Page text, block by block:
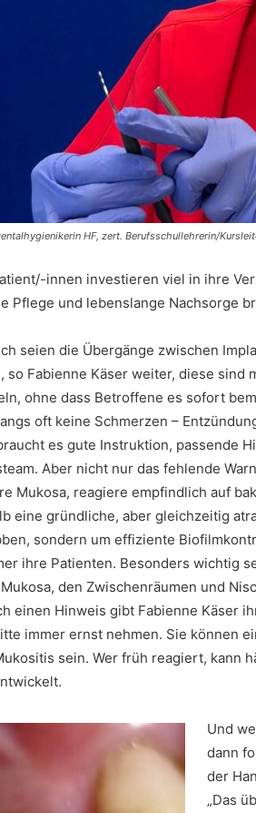
HF, zert. Berufsschullehrerin/
innen investieren viel in ihre
Pflege und lebenslange Nachsorge
seien die Übergänge zwischen
so Fabienne Käser weiter, diese
ohne dass Betroffene es sofort
oft keine Schmerzen –
es gute Instruktion, passende
Aber nicht nur das fehlende
Mukosa, reagiere empfindlich auf
eine gründliche, aber gleichzeitig
sondern um effiziente
ihre Patienten. Besonders wichtig
den Zwischenräumen und
einen Hinweis gibt Fabienne Käser
immer ernst nehmen. Sie können
sein. Wer früh reagiert, kann
Und
dann
der
„Das